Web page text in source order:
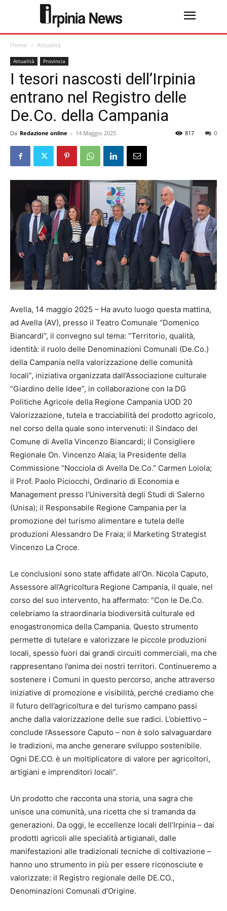
Home Attualità
Attualità Provincia
I tesori nascosti dell’Irpinia
entrano nel Registro delle
De.Co. della Campania
Da Redazione online - 14 Maggio 2025 0
817
Avella, 14 maggio 2025 – Ha avuto luogo questa mattina,
ad Avella (AV), presso il Teatro Comunale “Domenico
Biancardi”, il convegno sul tema: “Territorio, qualità,
identità: il ruolo delle Denominazioni Comunali (De.Co.)
della Campania nella valorizzazione delle comunità
locali”, iniziativa organizzata dall’Associazione culturale
“Giardino delle Idee”, in collaborazione con la DG
Politiche Agricole della Regione Campania UOD 20
Valorizzazione, tutela e tracciabilità del prodotto agricolo,
nel corso della quale sono intervenuti: il Sindaco del
Comune di Avella Vincenzo Biancardi; il Consigliere
Regionale On. Vincenzo Alaia; la Presidente della
Commissione “Nocciola di Avella De.Co.” Carmen Loiola;
il Prof. Paolo Piciocchi, Ordinario di Economia e
Management presso l’Università degli Studi di Salerno
(Unisa); il Responsabile Regione Campania per la
promozione del turismo alimentare e tutela delle
produzioni Alessandro De Fraia; il Marketing Strategist
Vincenzo La Croce.
Le conclusioni sono state affidate all’On. Nicola Caputo,
Assessore all’Agricoltura Regione Campania, il quale, nel
corso del suo intervento, ha affermato: “Con le De.Co.
celebriamo la straordinaria biodiversità culturale ed
enogastronomica della Campania. Questo strumento
permette di tutelare e valorizzare le piccole produzioni
locali, spesso fuori dai grandi circuiti commerciali, ma che
rappresentano l’anima dei nostri territori. Continueremo a
sostenere i Comuni in questo percorso, anche attraverso
iniziative di promozione e visibilità, perché crediamo che
il futuro dell’agricoltura e del turismo campano passi
anche dalla valorizzazione delle sue radici. L’obiettivo –
conclude l’Assessore Caputo – non è solo salvaguardare
le tradizioni, ma anche generare sviluppo sostenibile.
Ogni DE.CO. è un moltiplicatore di valore per agricoltori,
artigiani e imprenditori locali”.
Un prodotto che racconta una storia, una sagra che
unisce una comunità, una ricetta che si tramanda da
generazioni. Da oggi, le eccellenze locali dell’Irpinia – dai
prodotti agricoli alle specialità artigianali, dalle
manifestazioni alle tradizionali tecniche di coltivazione –
hanno uno strumento in più per essere riconosciute e
valorizzate: il Registro regionale delle DE.CO.,
Denominazioni Comunali d’Origine.